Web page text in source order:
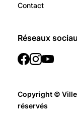
Contact
Réseaux
Copyright ©
réservés